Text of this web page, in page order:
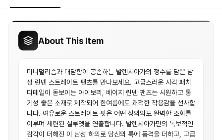
About This Item
미니멀리즘과 대담함이 공존하는 발렌시아가의 정수를 담은 남
성 린넨 스트레이트 팬츠를 만나보세요. 고급스러운 사각 패치
디테일이 돋보이는 아이보리, 베이지 린넨 팬츠는 시원하고 통
기성 좋은 소재로 제작되어 한여름에도 쾌적한 착용감을 선사합
니다. 여유로운 스트레이트 핏은 어떤 상의와도 완벽한 조화를
이루며 세련된 실루엣을 연출합니다. 발렌시아가만의 독보적인
감각이 더해진 이 남성 하의로 당신의 룩에 품격을 더하고, 고급